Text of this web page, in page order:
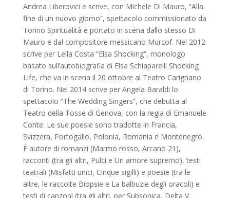
Andrea Liberovici e scrive, con Michele Di Mauro, “Alla
fine di un nuovo giorno”, spettacolo commissionato da
Torino Spiritualità e portato in scena dallo stesso Di
Mauro e dal compositore messicano Murcof. Nel 2012
scrive per Lella Costa “Elsa Shocking”, monologo
basato sull’autobiografia di Elsa Schiaparelli Shocking
Life, che va in scena il 20 ottobre al Teatro Carignano
di Torino. Nel 2014 scrive per Angela Baraldi lo
spettacolo “The Wedding Singers”, che debutta al
Teatro della Tosse di Genova, con la regia di Emanuele
Conte. Le sue poesie sono tradotte in Francia,
Svizzera, Portogallo, Polonia, Romania e Montenegro.
È autore di romanzi (Marmo rosso, Arcano 21),
racconti (tra gli altri, Pulci e Un amore supremo), testi
teatrali (Misfatti unici, Cinque sigilli) e poesie (tra le
altre, le raccolte Biopsie e La balbuzie degli oracoli) e
testi di canzoni (tra gli altri, per Subsonica, Delta V,